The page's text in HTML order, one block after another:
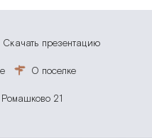
Скачать презентацию
О поселке
21